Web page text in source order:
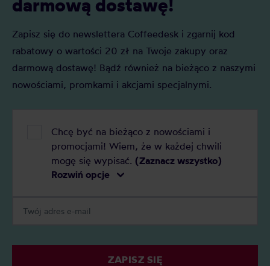
darmową dostawę!
Zapisz się do newslettera Coffeedesk i zgarnij kod
rabatowy o wartości 20 zł na Twoje zakupy oraz
darmową dostawę! Bądź również na bieżąco z naszymi
nowościami, promkami i akcjami specjalnymi.
Chcę być na bieżąco z nowościami i
promocjami! Wiem, że w każdej chwili
mogę się wypisać. (Zaznacz wszystko)
Rozwiń opcje
ZAPISZ SIĘ